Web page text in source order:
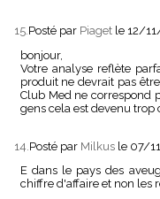
15. Posté par Piaget le 12/
bonjour,
Votre analyse reflète
produit ne devrait pas
Club Med ne correspond
gens cela est devenu trop
14. Posté par Milkus le 07/
E dans le pays des
chiffre d'affaire et non les